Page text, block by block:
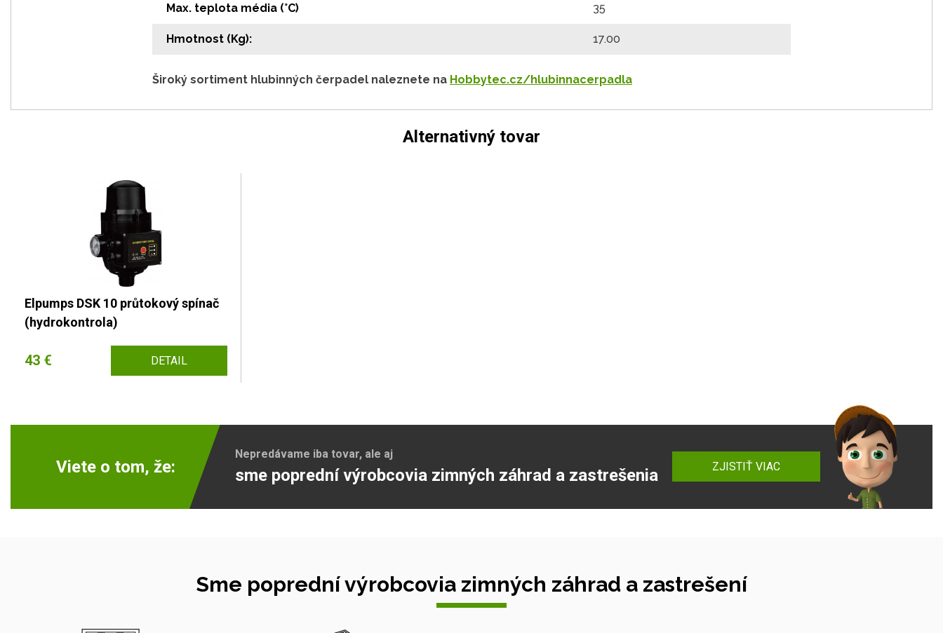
Max. teplota média (°C) 35
Hmotnost (Kg): 17.00
Široký sortiment hlubinných čerpadel naleznete na Hobbytec.cz/hlubinnacerpadla
Alternativný tovar
Elpumps DSK 10 průtokový spínač
(hydrokontrola)
43 € DETAIL
Viete o tom, že:
Nepredávame iba tovar, ale aj
sme poprední výrobcovia zimných záhrad a zastrešenia ZJISTIŤ VIAC
Sme poprední výrobcovia zimných záhrad a zastrešení